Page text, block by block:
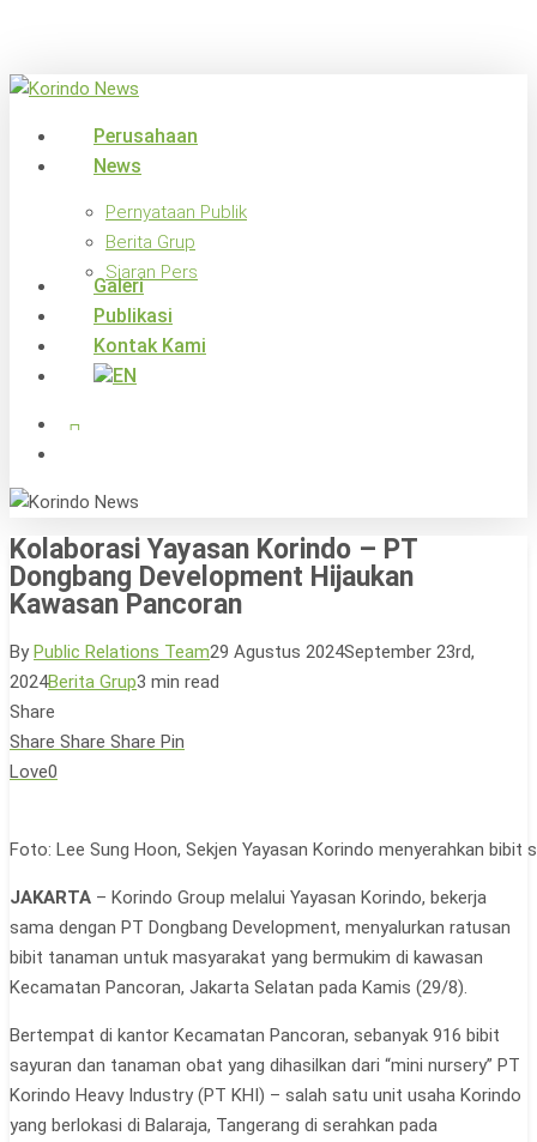
main
search
Menu
Perusahaan
News
Pernyataan Publik
Berita Grup
Siaran Pers
Galeri
Publikasi
Kontak Kami
x-
twitter
facebook
Kolaborasi Yayasan Korindo – PT
Dongbang Development Hijaukan
Kawasan Pancoran
By Public Relations Team29 Agustus 2024September 23rd,
2024Berita Grup3 min read
Share
Share Share Share Pin
Love0
Foto: Lee Sung Hoon, Sekjen Yayasan Korindo menyerahkan
JAKARTA – Korindo Group melalui Yayasan Korindo, bekerja
sama dengan PT Dongbang Development, menyalurkan ratusan
bibit tanaman untuk masyarakat yang bermukim di kawasan
Kecamatan Pancoran, Jakarta Selatan pada Kamis (29/8).
Bertempat di kantor Kecamatan Pancoran, sebanyak 916 bibit
sayuran dan tanaman obat yang dihasilkan dari “mini nursery” PT
Korindo Heavy Industry (PT KHI) – salah satu unit usaha Korindo
yang berlokasi di Balaraja, Tangerang di serahkan pada